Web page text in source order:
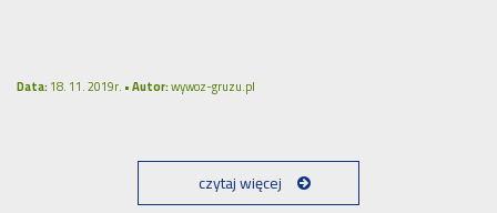
Data:18. 11. 2019r. •Autor:wywoz-gruzu.pl
czytaj więcej